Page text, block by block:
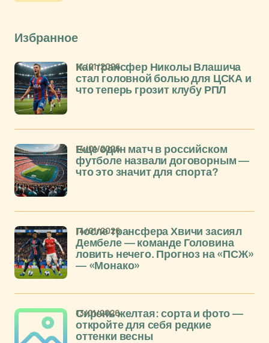
Избранное
Как трансфер Николы Влашича
стал головной болью для ЦСКА и
что теперь грозит клубу РПЛ
14/01/2026
Еще один матч в российском
футболе назвали договорным —
что это значит для спорта?
14/01/2026
После трансфера Хвичи засиял
Дембеле — команде Головина
ловить нечего. Прогноз на «ПСЖ»
— «Монако»
14/01/2026
Сирень желтая: сорта и фото —
откройте для себя редкие
оттенки весны
13/01/2026